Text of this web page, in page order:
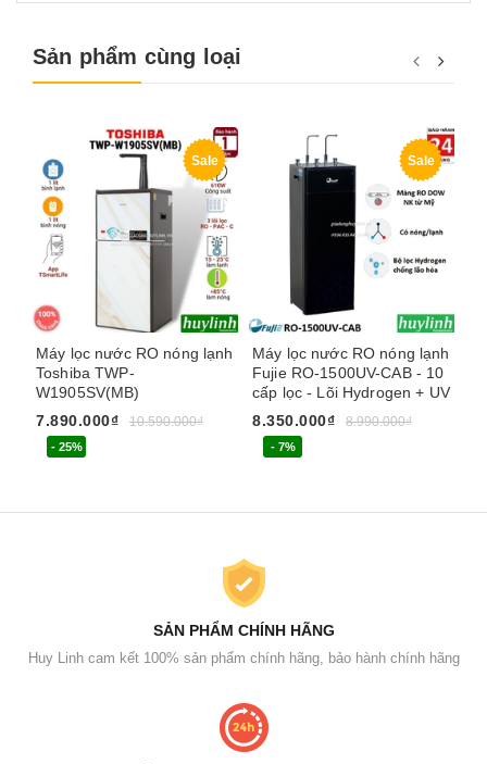
Sản phẩm cùng loại
Sale
Máy lọc nước RO nóng lạnh
Toshiba TWP-
W1905SV(MB)
7.890.000₫
10.590.000₫
- 25%
Sale
Máy lọc nước RO nóng lạnh
Fujie RO-1500UV-CAB - 10
cấp lọc - Lõi Hydrogen + UV
8.350.000₫
8.990.000₫
- 7%
SẢN PHẨM CHÍNH HÃNG
Huy Linh cam kết 100% sản phẩm chính hãng, bảo hành chính hãng